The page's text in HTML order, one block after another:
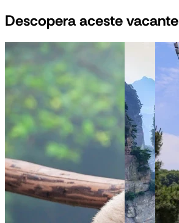
Descopera aceste vacante